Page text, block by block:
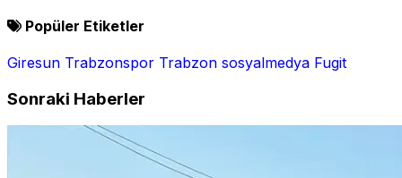
Popüler Etiketler
Giresun Trabzonspor Trabzon sosyalmedya Fugit
Sonraki Haberler